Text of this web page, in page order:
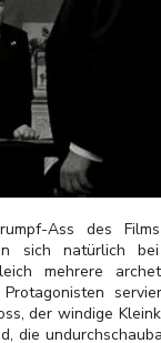
Ass des
sich natürlich
mehrere
der windige
die